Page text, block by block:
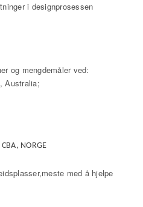
i designprosessen
og mengdemåler ved:
Australia;
NORGE
med å hjelpe